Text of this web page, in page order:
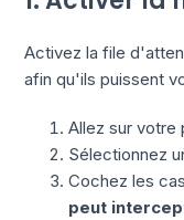
Activez la file
afin qu'ils puissent
Allez sur votre
Sélectionnez
Cochez les
peut